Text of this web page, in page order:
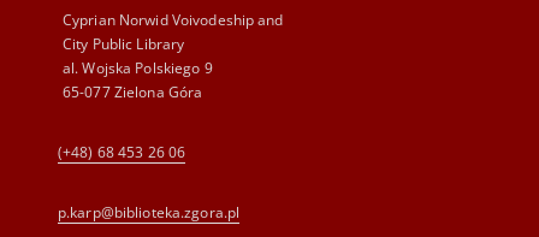
Cyprian Norwid Voivodeship and
City Public Library
al. Wojska Polskiego 9
65-077 Zielona Góra
(+48) 68 453 26 06
p.karp@biblioteka.zgora.pl